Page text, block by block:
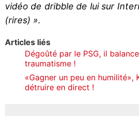
vidéo de dribble de lui sur
(rires) ».
Articles liés
Dégoûté par le PSG, il
traumatisme !
«Gagner un peu en humilité»,
détruire en direct !